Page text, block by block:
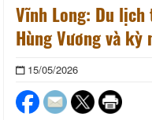
Vĩnh Long: Du lịch
Hùng Vương và
15/05/2026